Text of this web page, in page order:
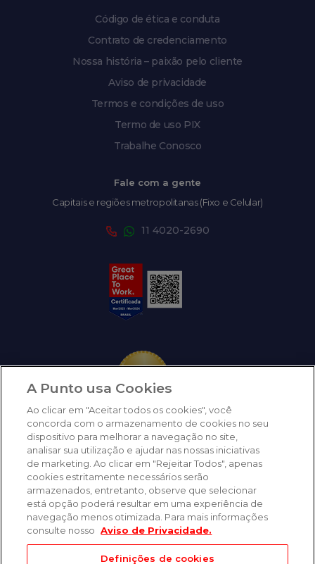
Código de ética e conduta
Contrato de credenciamento
Nossa história – paixão pelo cliente
Aviso de privacidade
Termos e condições de uso
Termo de uso PIX
Trabalhe Conosco
Fale com a gente
Capitais e regiões metropolitanas (Fixo e Celular)
11 4020-2690
A Punto usa Cookies
Ao clicar em "Aceitar todos os cookies", você
concorda com o armazenamento de cookies no seu
dispositivo para melhorar a navegação no site,
analisar sua utilização e ajudar nas nossas iniciativas
de marketing. Ao clicar em "Rejeitar Todos", apenas
cookies estritamente necessários serão
armazenados, entretanto, observe que selecionar
está opção poderá resultar em uma experiência de
navegação menos otimizada. Para mais informações
consulte nosso Aviso de Privacidade.
Definições de cookies